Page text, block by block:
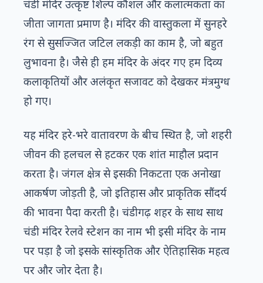
चंडी मंदिर उत्कृष्ट शिल्प कौशल और कलात्मकता का
जीता जागता प्रमाण है। मंदिर की वास्तुकला में सुनहरे
रंग से सुसज्जित जटिल लकड़ी का काम है, जो बहुत
लुभावना है। जैसे ही हम मंदिर के अंदर गए हम दिव्य
कलाकृतियों और अलंकृत सजावट को देखकर मंत्रमुग्ध
हो गए।
यह मंदिर हरे-भरे वातावरण के बीच स्थित है, जो शहरी
जीवन की हलचल से हटकर एक शांत माहौल प्रदान
करता है। जंगल क्षेत्र से इसकी निकटता एक अनोखा
आकर्षण जोड़ती है, जो इतिहास और प्राकृतिक सौंदर्य
की भावना पैदा करती है। चंडीगढ़ शहर के साथ साथ
चंडी मंदिर रेलवे स्टेशन का नाम भी इसी मंदिर के नाम
पर पड़ा है जो इसके सांस्कृतिक और ऐतिहासिक महत्व
पर और जोर देता है।